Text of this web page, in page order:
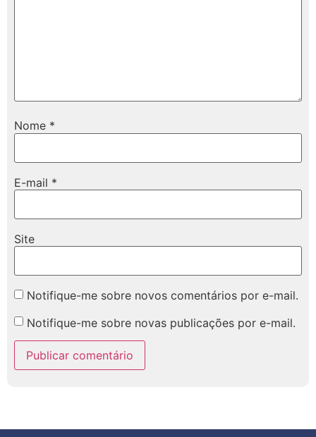
Nome *
E-mail *
Site
Notifique-me sobre novos comentários por e-mail.
Notifique-me sobre novas publicações por e-mail.